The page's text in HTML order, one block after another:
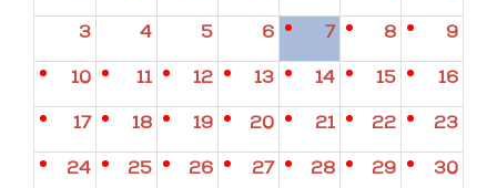
3 4 5 6 7 8 9
10 11 12 13 14 15 16
17 18 19 20 21 22 23
24 25 26 27 28 29 30